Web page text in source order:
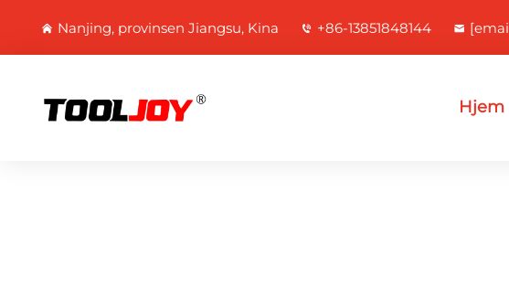
Nanjing, provinsen Jiangsu, Kina +86-13851848144
Hjem